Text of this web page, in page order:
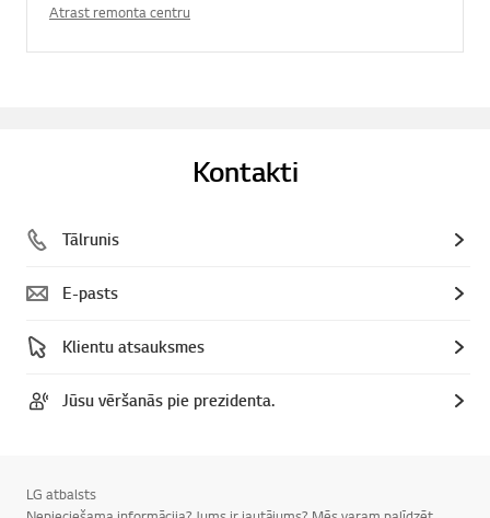
Atrast remonta centru
Kontakti
Tālrunis
E-pasts
Klientu atsauksmes
Jūsu vēršanās pie prezidenta.
LG atbalsts